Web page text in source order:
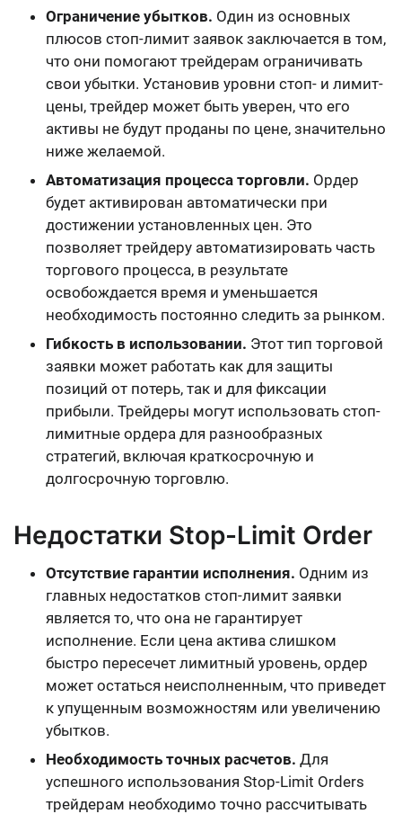
Ограничение убытков. Один из основных
плюсов стоп-лимит заявок заключается в том,
что они помогают трейдерам ограничивать
свои убытки. Установив уровни стоп- и лимит-
цены, трейдер может быть уверен, что его
активы не будут проданы по цене, значительно
ниже желаемой.
Автоматизация процесса торговли. Ордер
будет активирован автоматически при
достижении установленных цен. Это
позволяет трейдеру автоматизировать часть
торгового процесса, в результате
освобождается время и уменьшается
необходимость постоянно следить за рынком.
Гибкость в использовании. Этот тип торговой
заявки может работать как для защиты
позиций от потерь, так и для фиксации
прибыли. Трейдеры могут использовать стоп-
лимитные ордера для разнообразных
стратегий, включая краткосрочную и
долгосрочную торговлю.
Недостатки Stop-Limit Order
Отсутствие гарантии исполнения. Одним из
главных недостатков стоп-лимит заявки
является то, что она не гарантирует
исполнение. Если цена актива слишком
быстро пересечет лимитный уровень, ордер
может остаться неисполненным, что приведет
к упущенным возможностям или увеличению
убытков.
Необходимость точных расчетов. Для
успешного использования Stop-Limit Orders
трейдерам необходимо точно рассчитывать